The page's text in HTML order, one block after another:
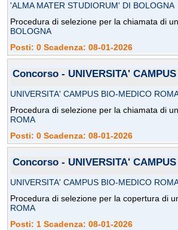
'ALMA MATER STUDIORUM' DI BOLOGNA
Procedura di selezione per la chiamata di
BOLOGNA
Posti: 0 Scadenza: 08-01-2026
Concorso - UNIVERSITA'
UNIVERSITA' CAMPUS BIO-MEDICO
Procedura di selezione per la chiamata di
ROMA
Posti: 0 Scadenza: 08-01-2026
Concorso - UNIVERSITA'
UNIVERSITA' CAMPUS BIO-MEDICO
Procedura di selezione per la copertura di
ROMA
Posti: 1 Scadenza: 08-01-2026